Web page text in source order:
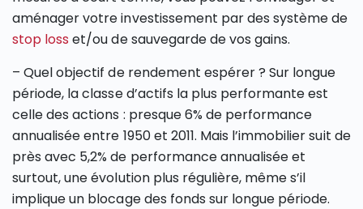
aménager votre investissement par des système de
stop loss et/ou de sauvegarde de vos gains.
– Quel objectif de rendement espérer ? Sur longue
période, la classe d’actifs la plus performante est
celle des actions : presque 6% de performance
annualisée entre 1950 et 2011. Mais l’immobilier suit de
près avec 5,2% de performance annualisée et
surtout, une évolution plus régulière, même s’il
implique un blocage des fonds sur longue période.